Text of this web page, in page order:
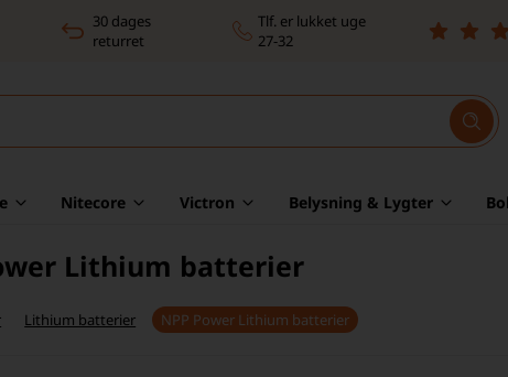
30 dages
returret
Tlf. er lukket uge
27-32
Nitecore Victron Belysning & Lygter
Lithium batterier
Lithium batterier NPP Power Lithium batterier